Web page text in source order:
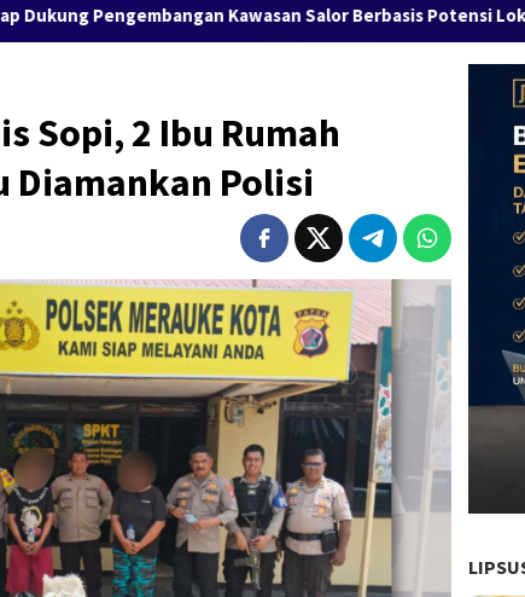
Salor Berbasis Potensi Lokal Bank Mandiri
Sopi, 2 Ibu Rumah
Diamankan Polisi